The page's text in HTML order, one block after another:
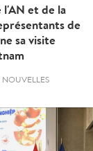
et de la
de
sa visite
NOUVELLES